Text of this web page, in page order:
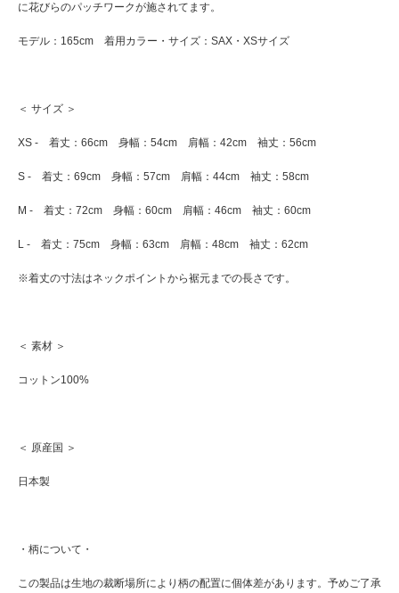
に花びらのパッチワークが施されてます。
モデル：165cm 着用カラー・サイズ：SAX・XSサイズ
＜ サイズ ＞
XS - 着丈：66cm 身幅：54cm 肩幅：42cm 袖丈：56cm
S - 着丈：69cm 身幅：57cm 肩幅：44cm 袖丈：58cm
M - 着丈：72cm 身幅：60cm 肩幅：46cm 袖丈：60cm
L - 着丈：75cm 身幅：63cm 肩幅：48cm 袖丈：62cm
※着丈の寸法はネックポイントから裾元までの長さです。
＜ 素材 ＞
コットン100%
＜ 原産国 ＞
日本製
・柄について・
この製品は生地の裁断場所により柄の配置に個体差があります。予めご了承